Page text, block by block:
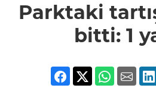
bitti: 1
yaralı
Parktaki
bitti: 1